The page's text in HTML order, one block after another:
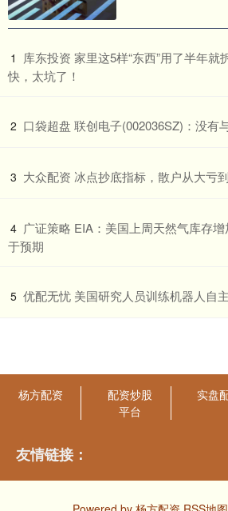
1
库东投资 家里这5样“东西”用了半年就
快，太坑了！
2 口袋超盘 联创电子(002036SZ)：没有
3 大众配资 冰点抄底指标，散户从大亏
4 广证策略 EIA：美国上周天然气库存
于预期
5 优配无忧 美国研究人员训练机器人自
杨方配资
配资炒股
平台
实盘
友情链接：